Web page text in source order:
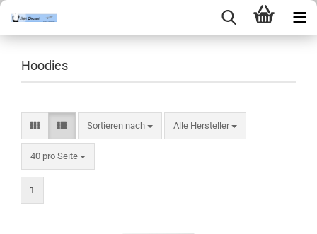
Hoodies
Sortieren nach
Sortieren nach Alle Hersteller
40 pro Seite
pro Seite
1